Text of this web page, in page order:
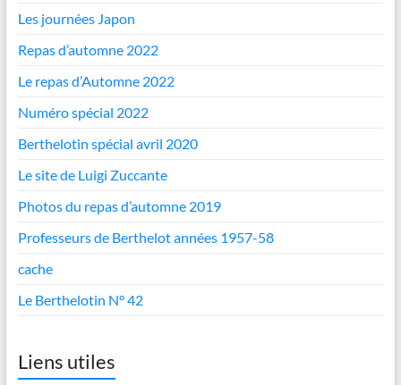
Les journées Japon
Repas d’automne 2022
Le repas d’Automne 2022
Numéro spécial 2022
Berthelotin spécial avril 2020
Le site de Luigi Zuccante
Photos du repas d’automne 2019
Professeurs de Berthelot années 1957-58
cache
Le Berthelotin N° 42
Liens utiles